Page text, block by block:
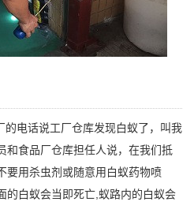
的电话说工厂仓库发现白蚁了，叫我
和食品厂仓库担任人说，在我们抵
要用杀虫剂或随意用白蚁药物喷
的白蚁会当即死亡,蚁路内的白蚁会